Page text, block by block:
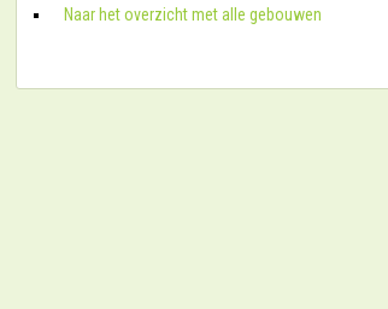
Naar het overzicht met alle gebouwen